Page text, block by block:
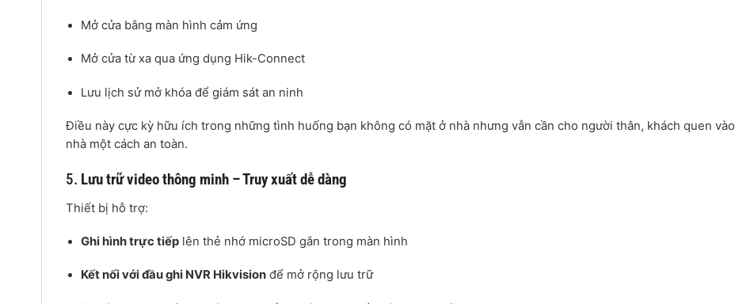
Mở cửa bằng màn hình cảm ứng
Mở cửa từ xa qua ứng dụng Hik-Connect
Lưu lịch sử mở khóa để giám sát an ninh
Điều này cực kỳ hữu ích trong những tình huống bạn không có mặt ở nhà nhưng vẫn cần cho người thân, khách quen vào
nhà một cách an toàn.
5. Lưu trữ video thông minh – Truy xuất dễ dàng
Thiết bị hỗ trợ:
Ghi hình trực tiếp lên thẻ nhớ microSD gắn trong màn hình
Kết nối với đầu ghi NVR Hikvision để mở rộng lưu trữ